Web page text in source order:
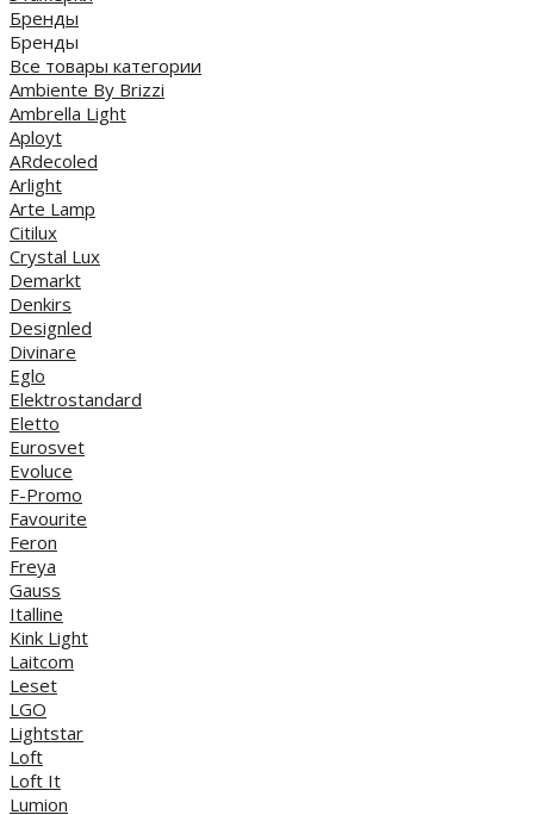
Бренды
Бренды
Все товары категории
Ambiente By Brizzi
Ambrella Light
Aployt
ARdecoled
Arlight
Arte Lamp
Citilux
Crystal Lux
Demarkt
Denkirs
Designled
Divinare
Eglo
Elektrostandard
Eletto
Eurosvet
Evoluce
F-Promo
Favourite
Feron
Freya
Gauss
Italline
Kink Light
Laitcom
Leset
LGO
Lightstar
Loft
Loft It
Lumion